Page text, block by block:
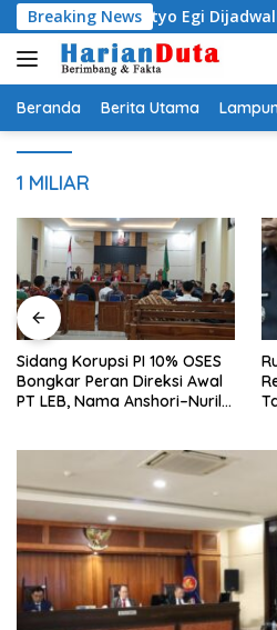
Langsung
ke
konten
Breaking News
Radityo Egi Dijadwalkan
Beranda Berita Utama
1 MILIAR
Sidang Korupsi PI 10% OSES
Bongkar Peran Direksi Awal
PT LEB, Nama Anshori–Nuril